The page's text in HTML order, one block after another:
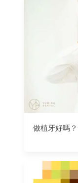
做植牙好嗎